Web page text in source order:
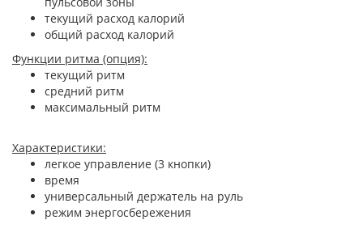
текущий расход калорий
общий расход калорий
Функции ритма (опция):
текущий ритм
средний ритм
максимальный ритм
Характеристики:
легкое управление (3 кнопки)
время
универсальный держатель на руль
режим энергосбережения